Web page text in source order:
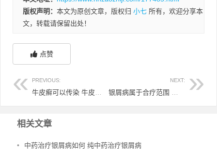
版权声明： 本文为原创文章，版权归 小七 所有，欢迎分享本
文，转载请保留出处！
点赞
PREVIOUS: NEXT:
相关文章
• 中药治疗银屑病如何 纯中药治疗银屑病